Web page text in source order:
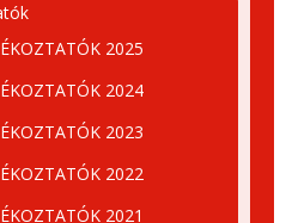
2025
2024
2023
2022
2021